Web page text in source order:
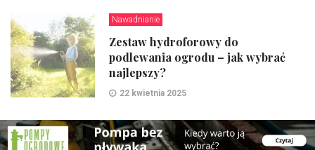
Nawadnianie
Zestaw hydroforowy do
podlewania ogrodu – jak wybrać
najlepszy?
22 kwietnia 2025